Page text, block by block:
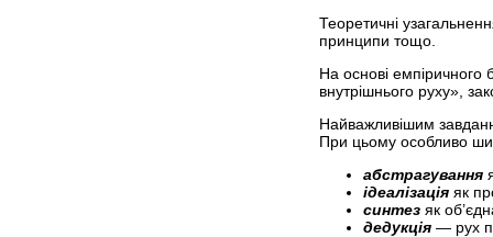
Теоретичні
принципи тощо.
На основі емпіричного
внутрішнього руху»,
Найважливішим
При цьому особливо
абстрагування
ідеалізація як
синтез як
дедукція — рух